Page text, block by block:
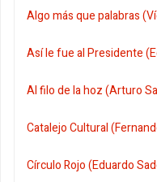
Algo más que palabras
Así le fue al Presidente
Al filo de la hoz (Arturo
Catalejo Cultural
Círculo Rojo (Eduardo